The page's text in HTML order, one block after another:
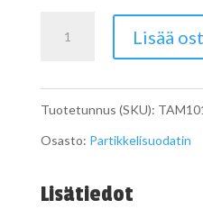
Lisää
Tuotetunnus (SKU):
Osasto: Partikkelisuodatin
Lisätiedot